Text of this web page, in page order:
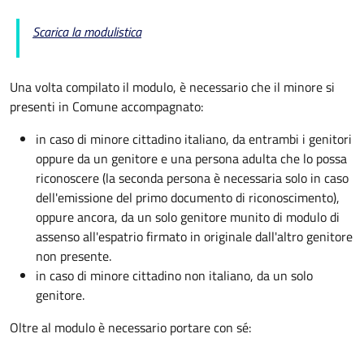
Scarica la modulistica
Una volta compilato il modulo, è necessario che il minore si
presenti in Comune accompagnato:
in caso di minore cittadino italiano, da entrambi i genitori
oppure da un genitore e una persona adulta che lo possa
riconoscere (la seconda persona è necessaria solo in caso
dell'emissione del primo documento di riconoscimento),
oppure ancora, da un solo genitore munito di modulo di
assenso all'espatrio firmato in originale dall'altro genitore
non presente.
in caso di minore cittadino non italiano, da un solo
genitore.
Oltre al modulo è necessario portare con sé: